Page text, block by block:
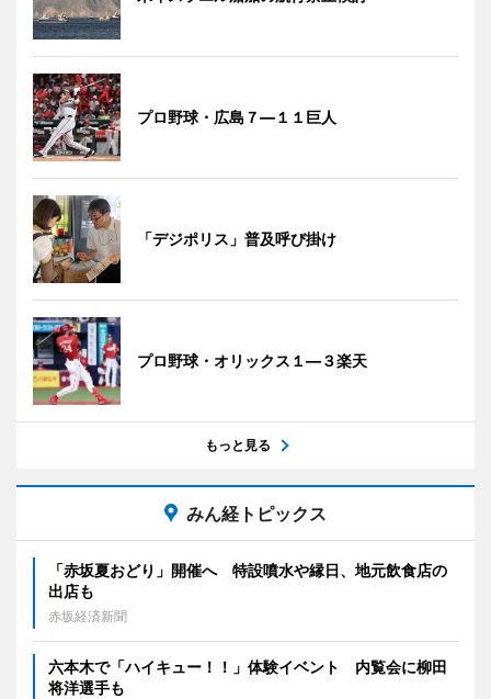
プロ野球・広島７―１１巨人
「デジポリス」普及呼び掛け
プロ野球・オリックス１―３楽天
もっと見る
みん経トピックス
「赤坂夏おどり」開催へ 特設噴水や縁日、地元飲食店の
出店も
赤坂経済新聞
六本木で「ハイキュー！！」体験イベント 内覧会に柳田
将洋選手も